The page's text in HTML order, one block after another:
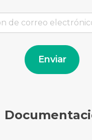
Enviar